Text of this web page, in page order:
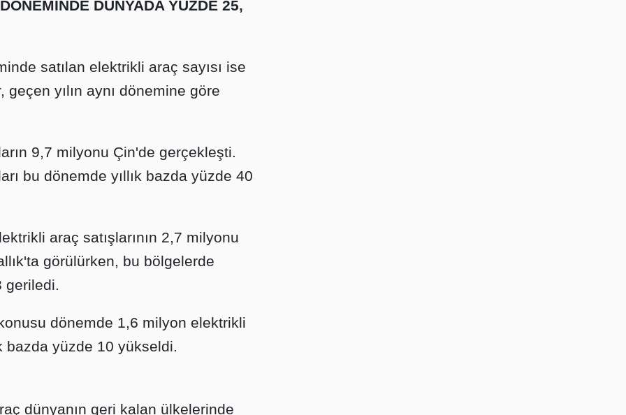
DÜNYADA YÜZDE 25,
satılan elektrikli araç sayısı ise
geçen yılın aynı dönemine göre
9,7 milyonu Çin'de gerçekleşti.
bu dönemde yıllık bazda yüzde 40
araç satışlarının 2,7 milyonu
görülürken, bu bölgelerde
geriledi.
dönemde 1,6 milyon elektrikli
bazda yüzde 10 yükseldi.
dünyanın geri kalan ülkelerinde